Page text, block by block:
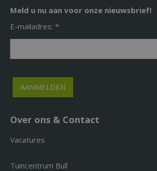
Meld u nu aan voor onze nieuwsbrief!
E-mailadres: *
Over ons & Contact
Vacatures
Tuincentrum Bull